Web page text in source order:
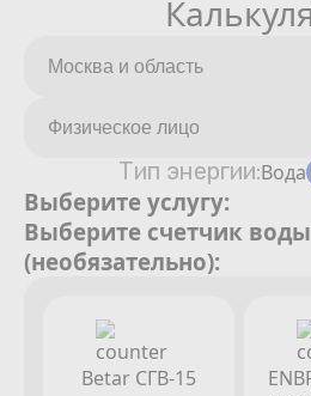
Тип энергии:Вода
Выберите услугу:
Выберите счетчик воды
(необязательно):
Betar СГВ-15